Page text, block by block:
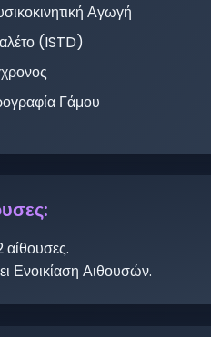
Αγωγή
(ISTD)
Γάμου
αίθουσες.
Ενοικίαση Αιθουσών.